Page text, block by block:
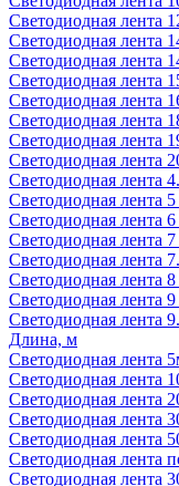
Светодиодная лента
Светодиодная лента
Светодиодная лента
Светодиодная лента
Светодиодная лента
Светодиодная лента
Светодиодная лента
Светодиодная лента
Светодиодная лента
Светодиодная лента
Светодиодная лента
Светодиодная лента
Светодиодная лента
Светодиодная лента
Светодиодная лента
Светодиодная лента
Длина, м
Светодиодная лента
Светодиодная лента
Светодиодная лента
Светодиодная лента
Светодиодная лента
Светодиодная лента
Светодиодная лента